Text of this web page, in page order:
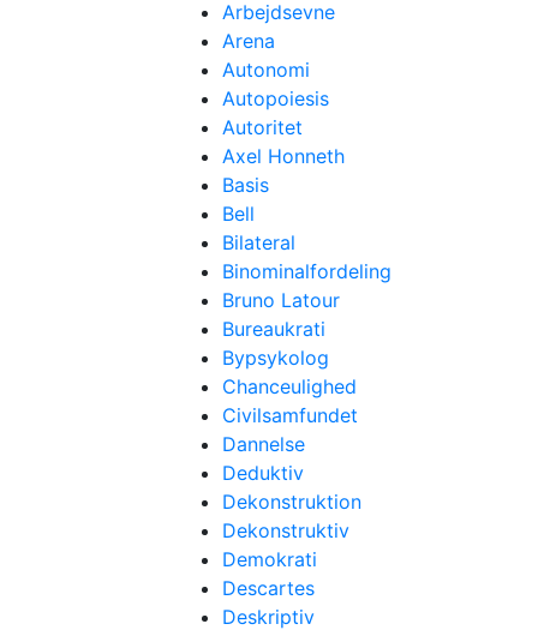
Arbejdsevne
Arena
Autonomi
Autopoiesis
Autoritet
Axel Honneth
Basis
Bell
Bilateral
Binominalfordeling
Bruno Latour
Bureaukrati
Bypsykolog
Chanceulighed
Civilsamfundet
Dannelse
Deduktiv
Dekonstruktion
Dekonstruktiv
Demokrati
Descartes
Deskriptiv